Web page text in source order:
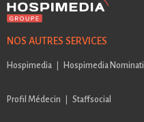
NOS AUTRES SERVICES
Hospimedia Hospimedia
Profil Médecin Staffsocial